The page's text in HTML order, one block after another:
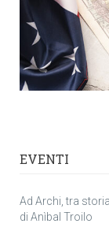
EVENTI
Ad Archi, tra
di Anìbal Troilo